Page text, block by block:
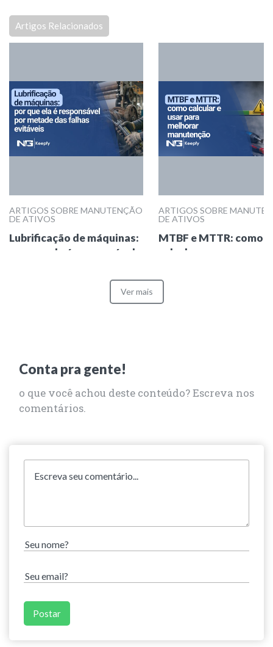
Artigos Relacionados
ARTIGOS SOBRE MANUTENÇÃO
DE ATIVOS
Lubrificação de máquinas:
por que ela é responsável
ARTIGOS SOBRE
DE ATIVOS
MTBF e MTTR: como
calcular e usar para
Ver mais
Conta pra gente!
o que você achou deste conteúdo? Escreva nos
comentários.